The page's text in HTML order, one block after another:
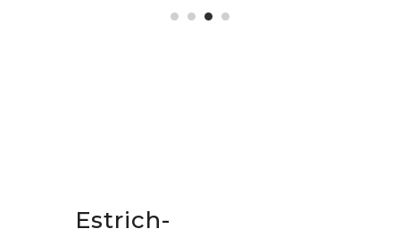
Estrich-